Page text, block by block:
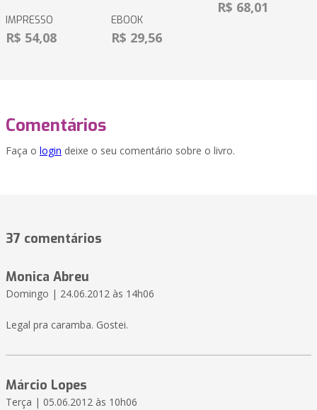
IMPRESSO
R$ 54,08
EBOOK
R$ 29,56
R$ 68,01
Comentários
Faça o login deixe o seu comentário sobre o livro.
37 comentários
Monica Abreu
Domingo | 24.06.2012 às 14h06
Legal pra caramba. Gostei.
Márcio Lopes
Terça | 05.06.2012 às 10h06